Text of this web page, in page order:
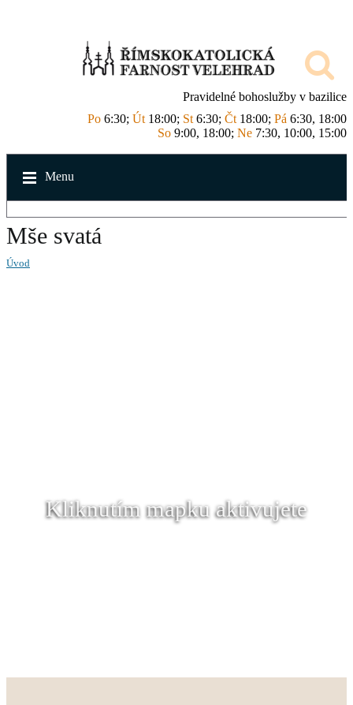
Pravidelné bohoslužby v bazilice
Po 6:30; Út 18:00; St 6:30; Čt 18:00; Pá 6:30, 18:00
So 9:00, 18:00; Ne 7:30, 10:00, 15:00
Menu
Mše svatá
Úvod
Kliknutím mapku aktivujete